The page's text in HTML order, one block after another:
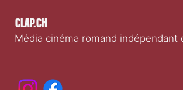
Clap.ch
Média cinéma romand indépendant